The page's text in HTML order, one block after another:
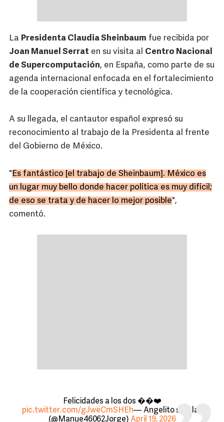
La Presidenta Claudia Sheinbaum fue recibida por
Joan Manuel Serrat en su visita al Centro Nacional
de Supercomputación, en España, como parte de su
agenda internacional enfocada en el fortalecimiento
de la cooperación científica y tecnológica.
A su llegada, el cantautor español expresó su
reconocimiento al trabajo de la Presidenta al frente
del Gobierno de México.
"Es fantástico [el trabajo de Sheinbaum]. México es
un lugar muy bello donde hacer política es muy difícil;
de eso se trata y de hacer lo mejor posible",
comentó.
Felicidades a los dos ��❤️
pic.twitter.com/gJweCmSHEh— Angelito sin alas
(@Manue46062Jorge) April 19, 2026